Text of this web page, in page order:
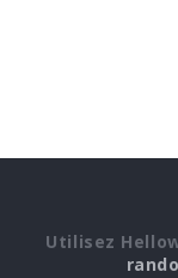
Utilisez